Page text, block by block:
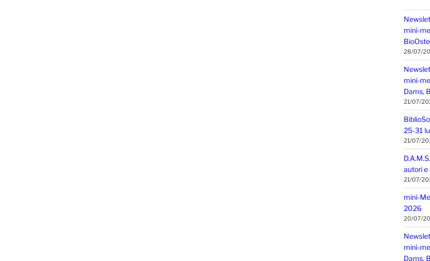
mini-
28/07/
mini-
Dams,
21/07/
25-31
21/07/
autori e
21/07/
mini-
2026
20/07/
mini-
Dams,